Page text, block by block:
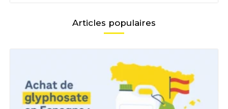
Articles populaires